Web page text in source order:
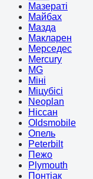
Мазераті
Майбах
Мазда
Макларен
Мерседес
Mercury
MG
Міні
Міцубісі
Neoplan
Ніссан
Oldsmobile
Опель
Peterbilt
Пежо
Plymouth
Понтіак